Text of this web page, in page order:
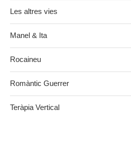
Les altres vies
Manel & Ita
Rocaineu
Romàntic Guerrer
Teràpia Vertical